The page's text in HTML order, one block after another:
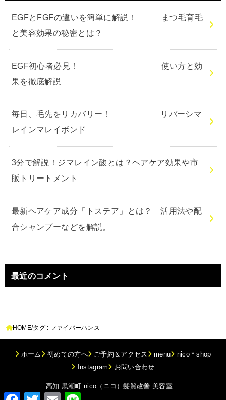
EGFとFGFの違いを簡単に解説！ まつ毛育毛
と美容効果の秘密とは？
EGF初心者必見！ 使い方と効
果を徹底解説
毎日、毛先をリカバリー！ リバーシマ
レインマレイボンド
3分で解説！ジマレイン酸とは？ヘアケア効果や市
販トリートメント
最新ヘアケア成分「トステア」とは？ 活用法や配
合シャンプーなどを解説。
最近のコメント
HOME タグ : ファイバーハンス
ホーム 初めての方へ ご予約＆アクセス menu
nico＊shop
Instagram
お問い合わせ
高知 黒潮町 nico（ニコ）髪質改善 美容室
Facebook
TwitterEmail